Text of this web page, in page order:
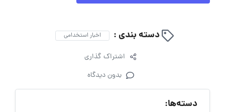
دسته بندی : اخبار استخدامی
اشتراک گذاری
بدون دیدگاه
دسته‌ها: